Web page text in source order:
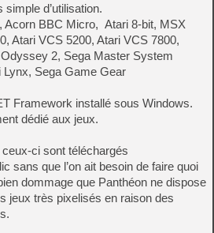
d’utilisation.
Acorn BBC Micro, Atari 8-bit, MSX
Atari VCS 5200, Atari VCS 7800,
2, Sega Master System
Lynx, Sega Game Gear
Framework installé sous Windows.
dédié aux jeux.
ci sont téléchargés
sans que l’on ait besoin de faire quoi
dommage que Panthéon ne dispose
jeux très pixelisés en raison des